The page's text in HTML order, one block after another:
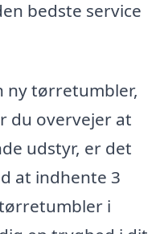
bedste service
ny tørretumbler,
du overvejer at
udstyr, er det
at indhente 3
i